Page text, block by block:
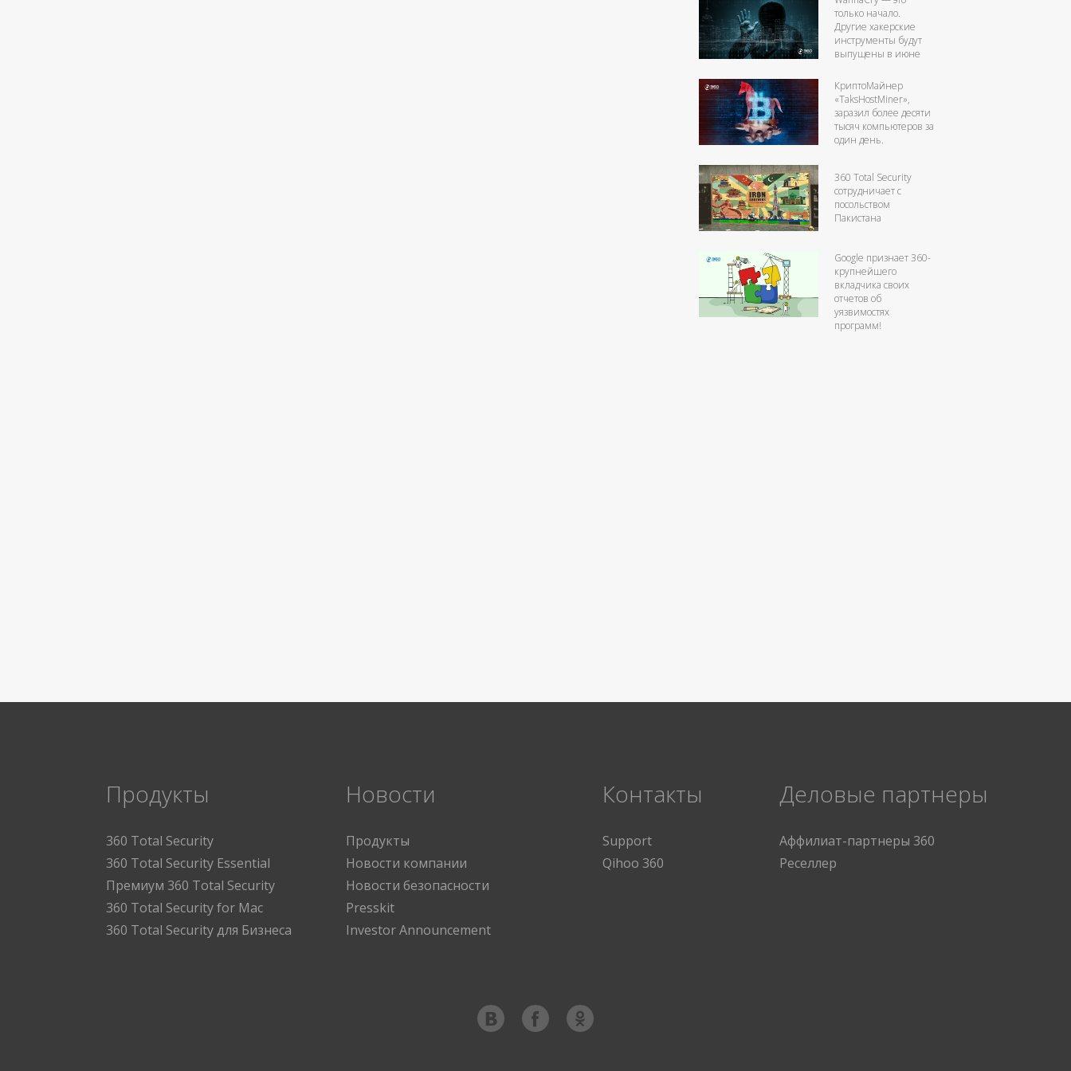
только начало.
Другие хакерские
инструменты будут
выпущены в июне
КриптоМайнер
«TaksHostMiner»,
заразил более десяти
тысяч компьютеров за
один день.
360 Total Security
сотрудничает с
посольством
Пакистана
Google признает 360-
крупнейшего
вкладчика своих
отчетов об
уязвимостях
программ!
Продукты
360 Total Security
360 Total Security Essential
Премиум 360 Total Security
360 Total Security for Mac
360 Total Security для Бизнеса
Новости
Продукты
Новости компании
Новости безопасности
Presskit
Investor Announcement
Контакты
Support
Qihoo 360
Деловые партнеры
Аффилиат-партнеры 360
Реселлер